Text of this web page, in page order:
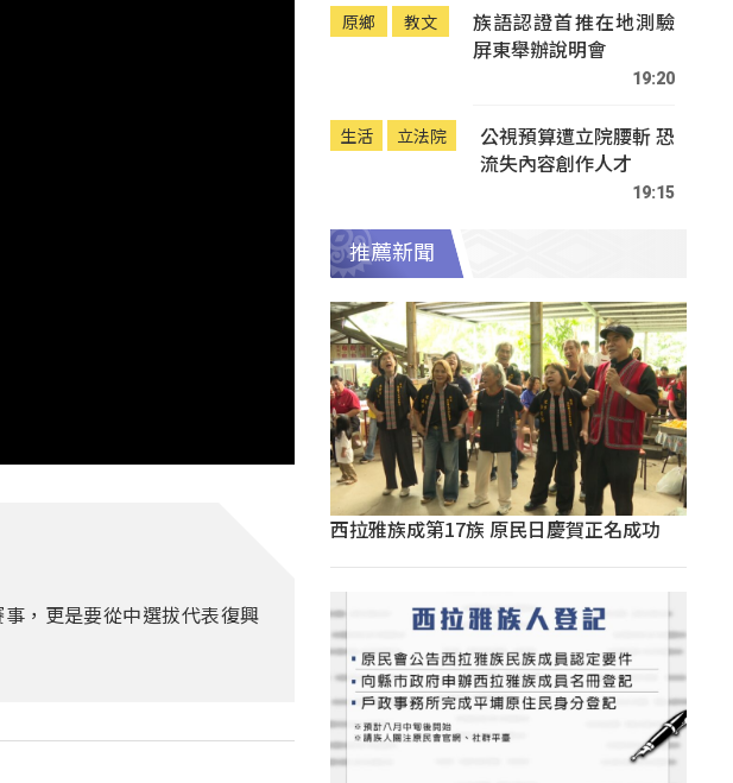
，更是要從中選拔代表復興
原鄉 教文
族語認證首推在地測驗
屏東舉辦說明會
19:20
生活 立法院
公視預算遭立院腰斬 恐
流失內容創作人才
19:15
推薦新聞
西拉雅族成第17族 原民日慶賀正名成功